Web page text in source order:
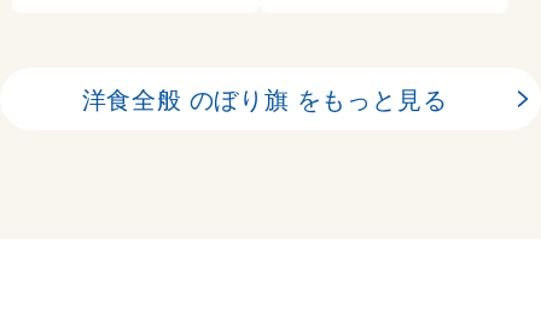
洋食全般 のぼり旗 をもっと見る